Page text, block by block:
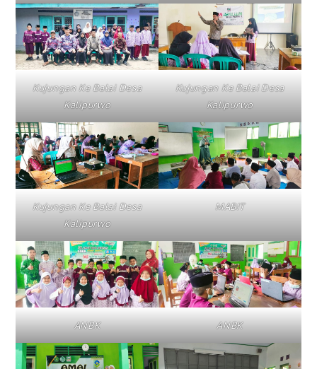
Kujungan Ke Balai Desa
Kalipurwo
Kujungan Ke Balai Desa
Kalipurwo
Kujungan Ke Balai Desa
Kalipurwo
MABIT
ANBK ANBK